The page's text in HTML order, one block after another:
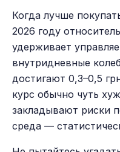
Когда лучше
2026 году
удерживает
внутридневные
достигают 0,3–0,5
курс обычно чуть
закладывают риски
среда —